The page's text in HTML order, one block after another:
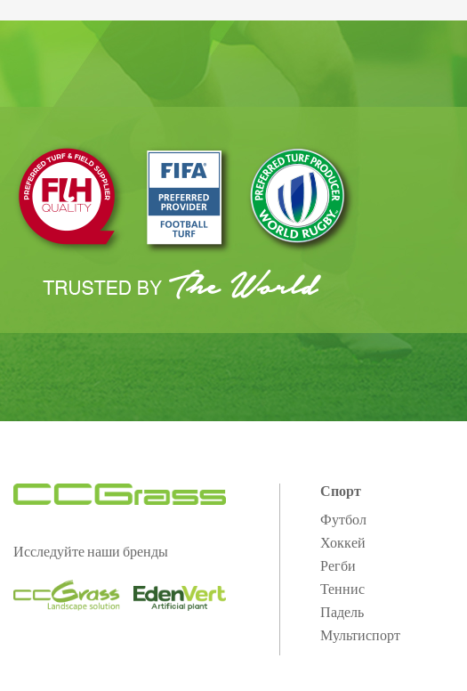
Исследуйте наши бренды
Спорт
Футбол
Хоккей
Регби
Теннис
Падель
Мультиспорт